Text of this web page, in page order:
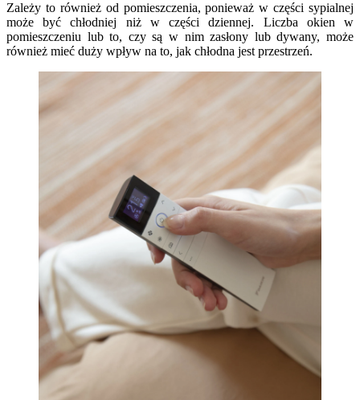
Zależy to również od pomieszczenia, ponieważ w części sypialnej
może być chłodniej niż w części dziennej. Liczba okien w
pomieszczeniu lub to, czy są w nim zasłony lub dywany, może
również mieć duży wpływ na to, jak chłodna jest przestrzeń.